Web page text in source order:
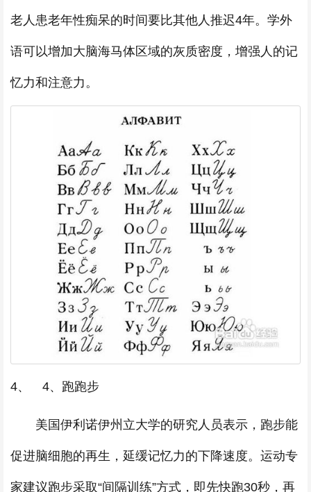
老人患老年性痴呆的时间要比其他人推迟4年。学外
语可以增加大脑海马体区域的灰质密度，增强人的记
忆力和注意力。
4、 4、跑跑步
美国伊利诺伊州立大学的研究人员表示，跑步能
促进脑细胞的再生，延缓记忆力的下降速度。运动专
家建议跑步采取“间隔训练”方式，即先快跑30秒，再